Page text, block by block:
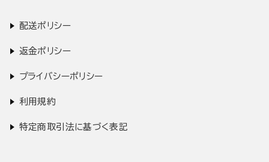
配送ポリシー
返金ポリシー
プライバシーポリシー
利用規約
特定商取引法に基づく表記